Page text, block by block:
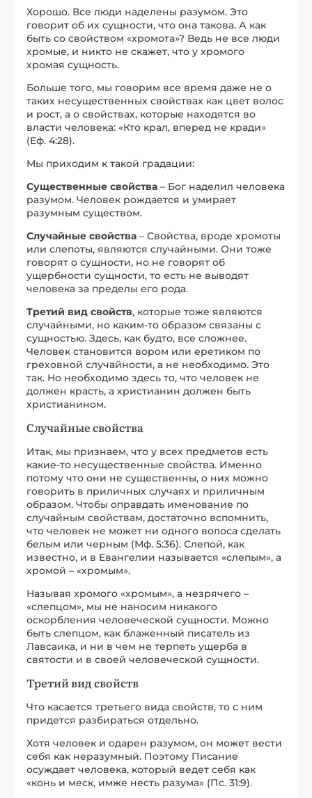
Хорошо. Все люди наделены разумом. Это
говорит об их сущности, что она такова. А как
быть со свойством «хромота»? Ведь не все люди
хромые, и никто не скажет, что у хромого
хромая сущность.
Больше того, мы говорим все время даже не о
таких несущественных свойствах как цвет волос
и рост, а о свойствах, которые находятся во
власти человека: «Кто крал, вперед не кради»
(Еф. 4:28).
Мы приходим к такой градации:
Существенные свойства – Бог наделил человека
разумом. Человек рождается и умирает
разумным существом.
Случайные свойства – Свойства, вроде хромоты
или слепоты, являются случайными. Они тоже
говорят о сущности, но не говорят об
ущербности сущности, то есть не выводят
человека за пределы его рода.
Третий вид свойств, которые тоже являются
случайными, но каким-то образом связаны с
сущностью. Здесь, как будто, все сложнее.
Человек становится вором или еретиком по
греховной случайности, а не необходимо. Это
так. Но необходимо здесь то, что человек не
должен красть, а христианин должен быть
христианином.
Случайные свойства
Итак, мы признаем, что у всех предметов есть
какие-то несущественные свойства. Именно
потому что они не существенны, о них можно
говорить в приличных случаях и приличным
образом. Чтобы оправдать именование по
случайным свойствам, достаточно вспомнить,
что человек не может ни одного волоса сделать
белым или черным (Мф. 5:36). Слепой, как
известно, и в Евангелии называется «слепым», а
хромой – «хромым».
Называя хромого «хромым», а незрячего –
«слепцом», мы не наносим никакого
оскорбления человеческой сущности. Можно
быть слепцом, как блаженный писатель из
Лавсаика, и ни в чем не терпеть ущерба в
святости и в своей человеческой сущности.
Третий вид свойств
Что касается третьего вида свойств, то с ним
придется разбираться отдельно.
Хотя человек и одарен разумом, он может вести
себя как неразумный. Поэтому Писание
осуждает человека, который ведет себя как
«конь и меск, имже несть разума» (Пс. 31:9).